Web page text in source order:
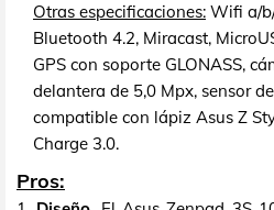
Otras especificaciones: Wifi a/
Bluetooth 4.2, Miracast,
GPS con soporte GLONASS,
delantera de 5,0 Mpx, sensor
compatible con lápiz Asus Z
Charge 3.0.
Pros: